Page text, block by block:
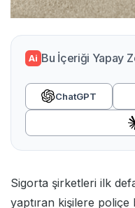
Ai Bu İçeriği Yapay
ChatGPT
Sigorta şirketleri ilk
yaptıran kişilere poliçe